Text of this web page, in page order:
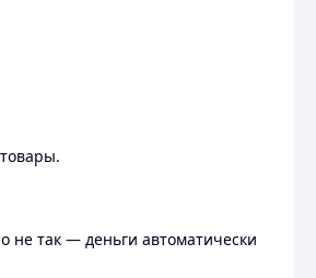
не так — деньги автоматически